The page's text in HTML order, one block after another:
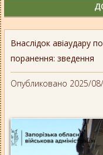
Внаслідок авіаудару
поранення: зведення
Опубликовано 2025/